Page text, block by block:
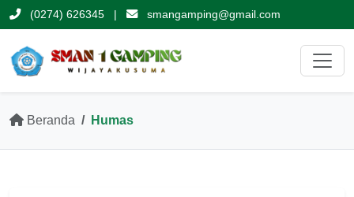
(0274) 626345 | smangamping@gmail.com
Beranda Humas